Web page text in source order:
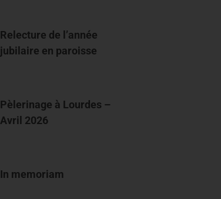
Relecture de l’année
jubilaire en paroisse
Pèlerinage à Lourdes –
Avril 2026
In memoriam